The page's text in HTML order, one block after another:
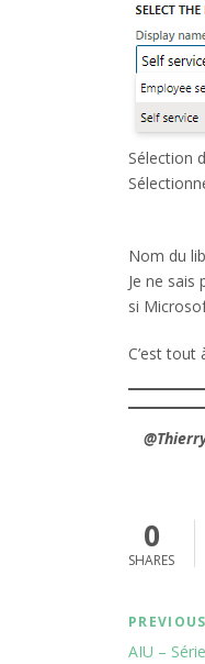
Sélection
Nom du
Je ne sais
si
C’est tout
0
SHARES
AIU –